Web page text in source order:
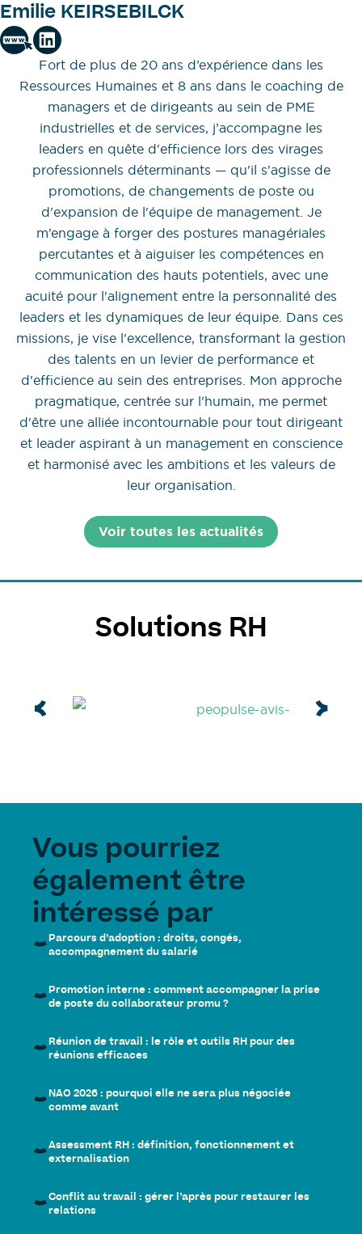
Emilie KEIRSEBILCK
Fort de plus de 20 ans d’expérience dans les
Ressources Humaines et 8 ans dans le coaching de
managers et de dirigeants au sein de PME
industrielles et de services, j’accompagne les
leaders en quête d'efficience lors des virages
professionnels déterminants — qu'il s'agisse de
promotions, de changements de poste ou
d'expansion de l'équipe de management. Je
m’engage à forger des postures managériales
percutantes et à aiguiser les compétences en
communication des hauts potentiels, avec une
acuité pour l'alignement entre la personnalité des
leaders et les dynamiques de leur équipe. Dans ces
missions, je vise l'excellence, transformant la gestion
des talents en un levier de performance et
d'efficience au sein des entreprises. Mon approche
pragmatique, centrée sur l'humain, me permet
d'être une alliée incontournable pour tout dirigeant
et leader aspirant à un management en conscience
et harmonisé avec les ambitions et les valeurs de
leur organisation.
Voir toutes les actualités
Solutions RH
Vous pourriez
également être
intéressé par
Parcours d’adoption : droits, congés,
accompagnement du salarié
Promotion interne : comment accompagner la prise
de poste du collaborateur promu ?
Réunion de travail : le rôle et outils RH pour des
réunions efficaces
NAO 2026 : pourquoi elle ne sera plus négociée
comme avant
Assessment RH : définition, fonctionnement et
externalisation
Conflit au travail : gérer l’après pour restaurer les
relations